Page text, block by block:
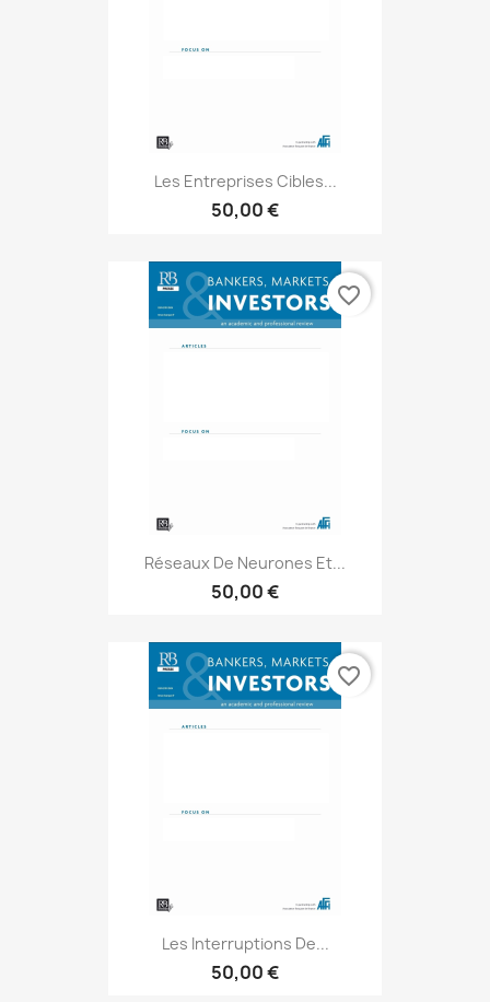
Les Entreprises Cibles...
50,00 €
Réseaux De Neurones Et...
50,00 €
favorite_border
Les Interruptions De...
50,00 €
favorite_border